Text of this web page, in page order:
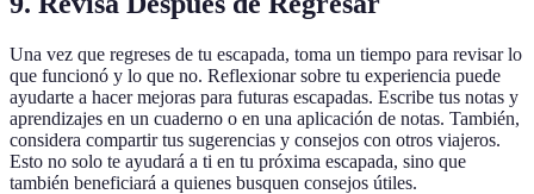
Una vez que regreses de tu escapada, toma un tiempo para revisar lo
que funcionó y lo que no. Reflexionar sobre tu experiencia puede
ayudarte a hacer mejoras para futuras escapadas. Escribe tus notas y
aprendizajes en un cuaderno o en una aplicación de notas. También,
considera compartir tus sugerencias y consejos con otros viajeros.
Esto no solo te ayudará a ti en tu próxima escapada, sino que
también beneficiará a quienes busquen consejos útiles.